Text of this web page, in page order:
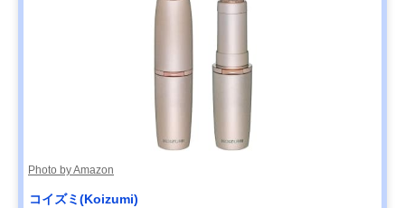
Photo by Amazon
コイズミ(Koizumi)